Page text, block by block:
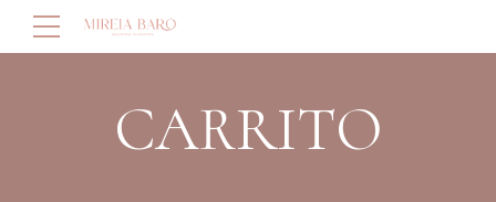
CARRITO